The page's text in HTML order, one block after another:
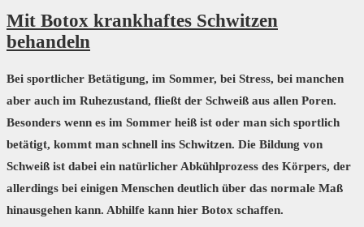
Mit Botox krankhaftes Schwitzen
behandeln
Bei sportlicher Betätigung, im Sommer, bei Stress, bei manchen
aber auch im Ruhezustand, fließt der Schweiß aus allen Poren.
Besonders wenn es im Sommer heiß ist oder man sich sportlich
betätigt, kommt man schnell ins Schwitzen. Die Bildung von
Schweiß ist dabei ein natürlicher Abkühlprozess des Körpers, der
allerdings bei einigen Menschen deutlich über das normale Maß
hinausgehen kann. Abhilfe kann hier Botox schaffen.